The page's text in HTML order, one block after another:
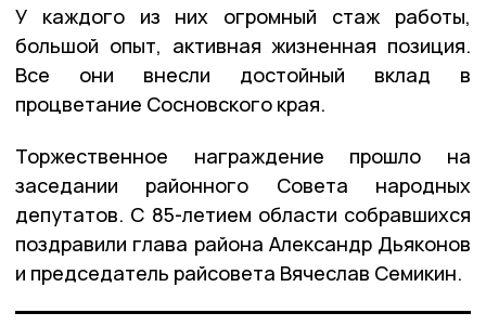
У каждого из них огромный стаж работы,
большой опыт, активная жизненная позиция.
Все они внесли достойный вклад в
процветание Сосновского края.
Торжественное награждение прошло на
заседании районного Совета народных
депутатов. С 85-летием области собравшихся
поздравили глава района Александр Дьяконов
и председатель райсовета Вячеслав Семикин.